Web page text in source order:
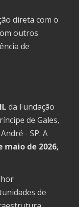
direta com o
outros
de
da Fundação
de Gales,
- SP. A
maio de 2026,
de